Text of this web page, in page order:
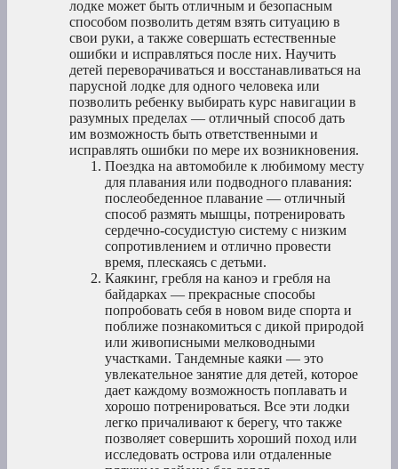
лодке может быть отличным и безопасным
способом позволить детям взять ситуацию в
свои руки, а также совершать естественные
ошибки и исправляться после них. Научить
детей переворачиваться и восстанавливаться на
парусной лодке для одного человека или
позволить ребенку выбирать курс навигации в
разумных пределах — отличный способ дать
им возможность быть ответственными и
исправлять ошибки по мере их возникновения.
Поездка на автомобиле к любимому месту
для плавания или подводного плавания:
послеобеденное плавание — отличный
способ размять мышцы, потренировать
сердечно-сосудистую систему с низким
сопротивлением и отлично провести
время, плескаясь с детьми.
Каякинг, гребля на каноэ и гребля на
байдарках — прекрасные способы
попробовать себя в новом виде спорта и
поближе познакомиться с дикой природой
или живописными мелководными
участками. Тандемные каяки — это
увлекательное занятие для детей, которое
дает каждому возможность поплавать и
хорошо потренироваться. Все эти лодки
легко причаливают к берегу, что также
позволяет совершить хороший поход или
исследовать острова или отдаленные